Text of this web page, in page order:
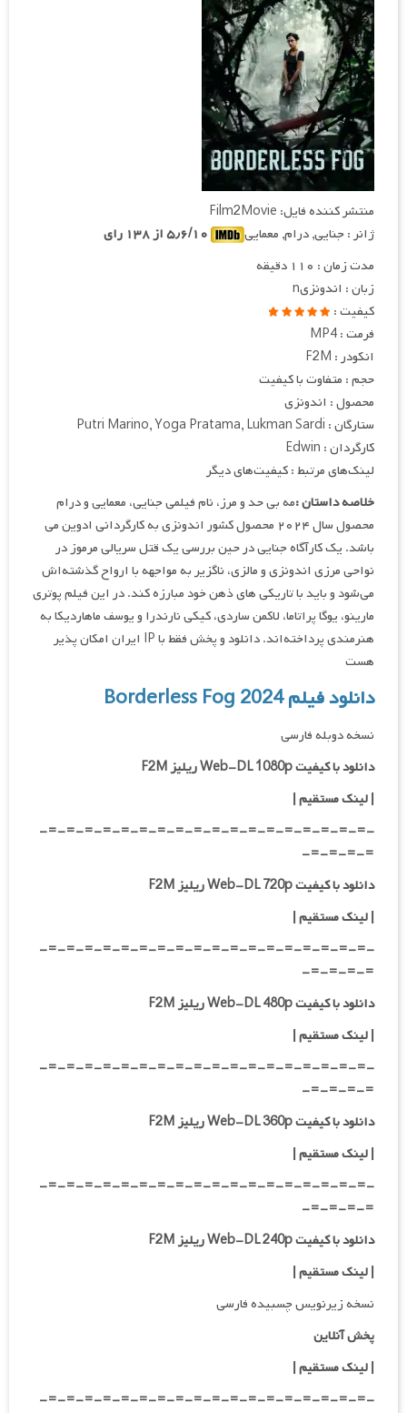
منتشر کننده فایل: Film2Movie
ژانر : جنایی, درام, معمایی
مدت زمان : ۱۱۰ دقیقه
زبان : اندونزیn
کیفیت :
فرمت : MP4
انکودر : F2M
حجم : متفاوت با کیفیت
محصول : اندونزی
ستارگان : Putri Marino, Yoga Pratama, Lukman Sardi
کارگردان : Edwin
لینک‌های مرتبط : کیفیت‌های دیگر
خلاصه داستان :مه بی حد و مرز، نام فیلمی جنایی، معمایی و درام
محصول سال ۲۰۲۴ محصول کشور اندونزی به کارگردانی ادوین می
باشد. یک کارآگاه جنایی در حین بررسی یک قتل سریالی مرموز در
نواحی مرزی اندونزی و مالزی، ناگزیر به مواجهه با ارواح گذشته‌اش
می‌شود و باید با تاریکی های ذهن خود مبارزه کند. در این فیلم پوتری
مارینو، یوگا پراتاما، لاکمن ساردی، کیکی نارندرا و یوسف ماهاردیکا به
هنرمندی پرداخته‌اند. دانلود و پخش فقط با IP ایران امکان پذیر
هست
دانلود فیلم Borderless Fog 2024
نسخه دوبله فارسی
دانلود با کیفیت Web-DL 1080p ریلیز F2M
|لینک مستقیم|
-=-=-=-=-=-=-=-=-=-=-=-=-=-=-=-=-=-=-
=-=-=-=-
دانلود با کیفیت Web-DL 720p ریلیز F2M
|لینک مستقیم|
-=-=-=-=-=-=-=-=-=-=-=-=-=-=-=-=-=-=-
=-=-=-=-
دانلود با کیفیت Web-DL 480p ریلیز F2M
|لینک مستقیم|
-=-=-=-=-=-=-=-=-=-=-=-=-=-=-=-=-=-=-
=-=-=-=-
دانلود با کیفیت Web-DL 360p ریلیز F2M
| لینک مستقیم|
-=-=-=-=-=-=-=-=-=-=-=-=-=-=-=-=-=-=-
=-=-=-=-
دانلود با کیفیت Web-DL 240p ریلیز F2M
| لینک مستقیم|
نسخه زیرنویس چسبیده فارسی
پخش آنلاین
| لینک مستقیم|
-=-=-=-=-=-=-=-=-=-=-=-=-=-=-=-=-=-=-